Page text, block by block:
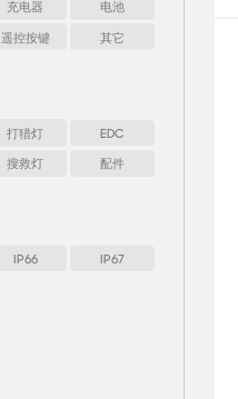
充电器 电池
遥控按键 其它
打猎灯 EDC
搜救灯 配件
IP66 IP67